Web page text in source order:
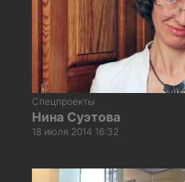
Спецпроекты
Нина Суэтова
18 июля 2014 16:32